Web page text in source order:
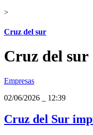
>
Cruz del sur
Cruz del sur
Empresas
02/06/2026
12:39
Cruz del Sur